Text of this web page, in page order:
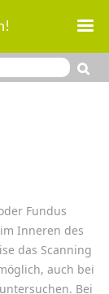
Fundus
Inneren des
das Scanning
auch bei
Bei